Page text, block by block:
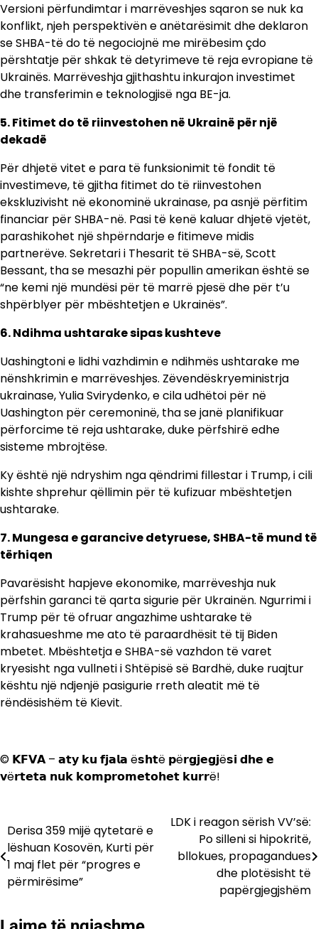
Versioni përfundimtar i marrëveshjes sqaron se nuk ka
konflikt, njeh perspektivën e anëtarësimit dhe deklaron
se SHBA-të do të negociojnë me mirëbesim çdo
përshtatje për shkak të detyrimeve të reja evropiane të
Ukrainës. Marrëveshja gjithashtu inkurajon investimet
dhe transferimin e teknologjisë nga BE-ja.
5. Fitimet do të riinvestohen në Ukrainë për një
dekadë
Për dhjetë vitet e para të funksionimit të fondit të
investimeve, të gjitha fitimet do të riinvestohen
ekskluzivisht në ekonominë ukrainase, pa asnjë përfitim
financiar për SHBA-në. Pasi të kenë kaluar dhjetë vjetët,
parashikohet një shpërndarje e fitimeve midis
partnerëve. Sekretari i Thesarit të SHBA-së, Scott
Bessant, tha se mesazhi për popullin amerikan është se
“ne kemi një mundësi për të marrë pjesë dhe për t’u
shpërblyer për mbështetjen e Ukrainës”.
6. Ndihma ushtarake sipas kushteve
Uashingtoni e lidhi vazhdimin e ndihmës ushtarake me
nënshkrimin e marrëveshjes. Zëvendëskryeministrja
ukrainase, Yulia Svirydenko, e cila udhëtoi për në
Uashington për ceremoninë, tha se janë planifikuar
përforcime të reja ushtarake, duke përfshirë edhe
sisteme mbrojtëse.
Ky është një ndryshim nga qëndrimi fillestar i Trump, i cili
kishte shprehur qëllimin për të kufizuar mbështetjen
ushtarake.
7. Mungesa e garancive detyruese, SHBA-të mund të
tërhiqen
Pavarësisht hapjeve ekonomike, marrëveshja nuk
përfshin garanci të qarta sigurie për Ukrainën. Ngurrimi i
Trump për të ofruar angazhime ushtarake të
krahasueshme me ato të paraardhësit të tij Biden
mbetet. Mbështetja e SHBA-së vazhdon të varet
kryesisht nga vullneti i Shtëpisë së Bardhë, duke ruajtur
kështu një ndjenjë pasigurie rreth aleatit më të
rëndësishëm të Kievit.
© 𝗞𝗙𝗩𝗔 – 𝗮𝘁𝘆 𝗸𝘂 𝗳𝗷𝗮𝗹𝗮 ë𝘀𝗵𝘁ë 𝗽ë𝗿𝗴𝗷𝗲𝗴𝗷ë𝘀𝗶 𝗱𝗵𝗲 𝗲
𝘃ë𝗿𝘁𝗲𝘁𝗮 𝗻𝘂𝗸 𝗸𝗼𝗺𝗽𝗿𝗼𝗺𝗲𝘁𝗼𝗵𝗲𝘁 𝗸𝘂𝗿𝗿ë!
Lëvizje
te
postimet
Derisa 359 mijë qytetarë e
lëshuan Kosovën, Kurti për
1 maj flet për “progres e
përmirësime”
LDK i reagon sërish VV’së:
Po silleni si hipokritë,
bllokues, propagandues
dhe plotësisht të
papërgjegjshëm